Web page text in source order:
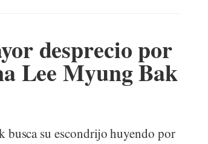
desprecio por
Lee Myung Bak
busca su escondrijo huyendo por